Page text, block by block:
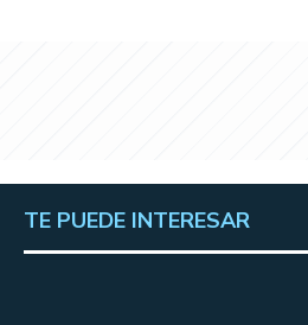
TE PUEDE INTERESAR